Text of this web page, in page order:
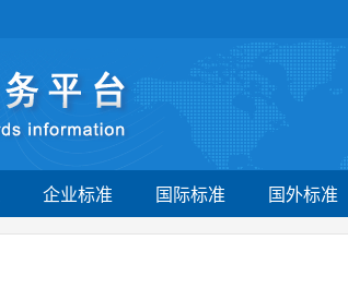
企业标准 国际标准 国外标准